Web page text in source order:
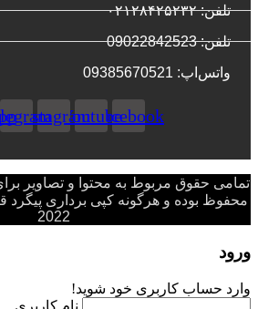
تلفن: ۰۲۱۲۸۴۲۵۲۳۲
تلفن: 09022842523
واتس‌‌اپ: 09385670521
Facebook
Youtube
Instagram
تمامی حقوق مربوط به محتوا و تصاویر
2022
ورود
وارد حساب کاربری خود شوید!
نام کاربری